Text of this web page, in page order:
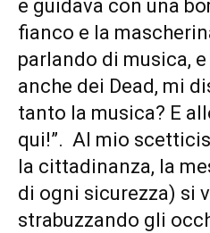
e guidava con una
fianco e la
parlando di musica,
anche dei Dead, mi
tanto la musica? E
qui!”. Al mio
la cittadinanza, la
di ogni sicurezza) si
strabuzzando gli